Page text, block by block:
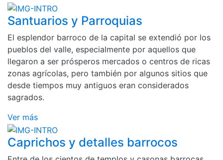
Santuarios y Parroquias
El esplendor barroco de la capital se extendió por los
pueblos del valle, especialmente por aquellos que
llegaron a ser prósperos mercados o centros de ricas
zonas agrícolas, pero también por algunos sitios que
desde tiempos muy antiguos eran considerados
sagrados.
Ver más
Caprichos y detalles barrocos